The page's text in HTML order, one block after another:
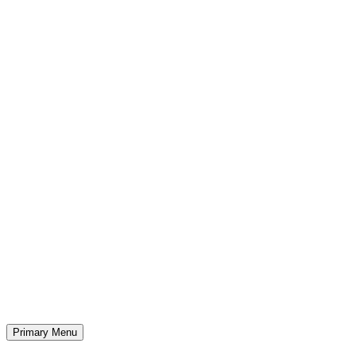
ГК «SABONE»
Оптовые поставки отделочных материалов и оборудования
Primary Menu